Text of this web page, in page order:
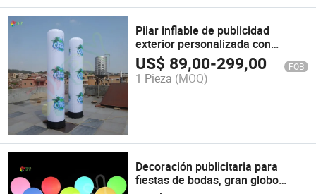
Pilar inflable de publicidad
exterior personalizada con
impresión de logo
US$ 89,00-299,00 FOB
1 Pieza (MOQ)
Decoración publicitaria para
fiestas de bodas, gran globo